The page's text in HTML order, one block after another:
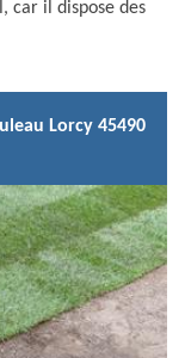
car il dispose des
Lorcy 45490